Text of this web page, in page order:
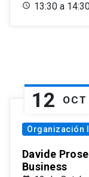
13:30 a
12 OCT
Organización
Davide
Business